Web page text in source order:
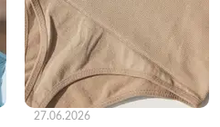
магазину?
27.06.2026